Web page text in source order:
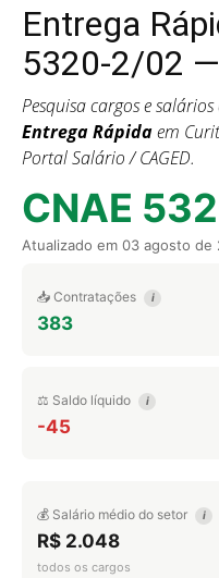
Entrega
5320-2/02
Pesquisa cargos e
Entrega Rápidaem
Portal Salário / CAGED.
CNAE
Atualizado em 03 agosto de
📥 Contratações i
383
⚖️ Saldo líquido i
-45
💰 Salário médio do setor i
R$ 2.048
todos os cargos